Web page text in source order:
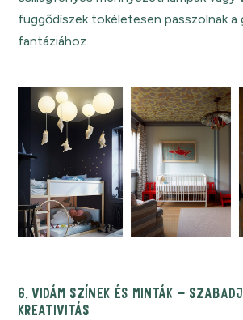
függődíszek tökéletesen passzolnak a
fantáziához.
6. VIDÁM SZÍNEK ÉS MINTÁK –
KREATIVITÁS